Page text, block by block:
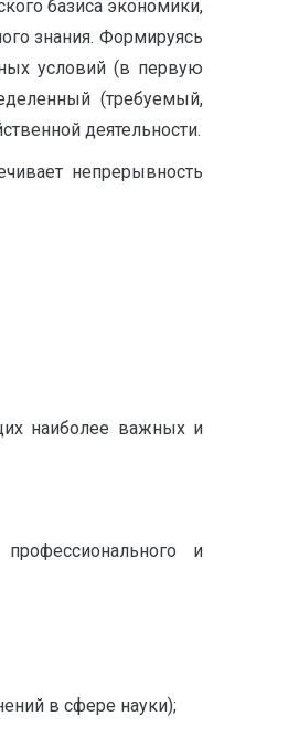
базиса экономики,
знания. Формируясь
условий (в первую
(требуемый,
деятельности.
непрерывность
наиболее важных и
и
в сфере науки);